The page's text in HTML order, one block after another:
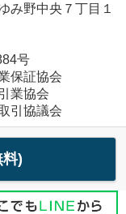
み野中央７丁目１
号
保証協会
業協会
引協議会
)